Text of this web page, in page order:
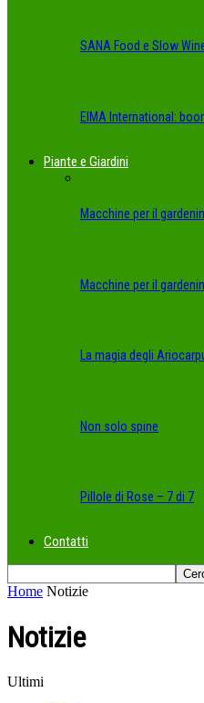
SANA Food e Slow
EIMA International:
Piante e Giardini
Macchine per il
Macchine per il
La magia degli
Non solo spine
Pillole di Rose – 7 di 7
Contatti
Home Notizie
Notizie
Ultimi